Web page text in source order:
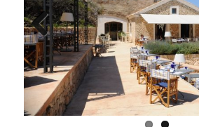
Previ
ous